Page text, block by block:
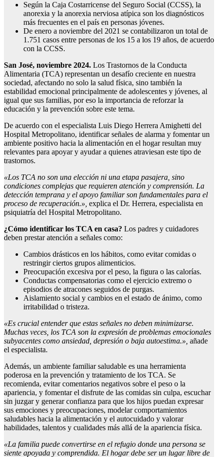
Según la Caja Costarricense del Seguro Social (CCSS), la
anorexia y la anorexia nerviosa atípica son los diagnósticos
más frecuentes en el país en personas jóvenes.
De enero a noviembre del 2021 se contabilizaron un total de
1.751 casos entre personas de los 15 a los 19 años, de acuerdo
con la CCSS.
San José, noviembre 2024. Los Trastornos de la Conducta
Alimentaria (TCA) representan un desafío creciente en nuestra
sociedad, afectando no solo la salud física, sino también la
estabilidad emocional principalmente de adolescentes y jóvenes, al
igual que sus familias, por eso la importancia de reforzar la
educación y la prevención sobre este tema.
De acuerdo con el especialista Luis Diego Herrera Amighetti del
Hospital Metropolitano, identificar señales de alarma y fomentar un
ambiente positivo hacia la alimentación en el hogar resultan muy
relevantes para apoyar y ayudar a quienes atraviesan este tipo de
trastornos.
«Los TCA no son una elección ni una etapa pasajera, sino
condiciones complejas que requieren atención y comprensión. La
detección temprana y el apoyo familiar son fundamentales para el
proceso de recuperación.», explica el Dr. Herrera, especialista en
psiquiatría del Hospital Metropolitano.
¿Cómo identificar los TCA en casa? Los padres y cuidadores
deben prestar atención a señales como:
Cambios drásticos en los hábitos, como evitar comidas o
restringir ciertos grupos alimenticios.
Preocupación excesiva por el peso, la figura o las calorías.
Conductas compensatorias como el ejercicio extremo o
episodios de atracones seguidos de purgas.
Aislamiento social y cambios en el estado de ánimo, como
irritabilidad o tristeza.
«Es crucial entender que estas señales no deben minimizarse.
Muchas veces, los TCA son la expresión de problemas emocionales
subyacentes como ansiedad, depresión o baja autoestima.», añade
el especialista.
Además, un ambiente familiar saludable es una herramienta
poderosa en la prevención y tratamiento de los TCA. Se
recomienda, evitar comentarios negativos sobre el peso o la
apariencia, y fomentar el disfrute de las comidas sin culpa, escuchar
sin juzgar y generar confianza para que los hijos puedan expresar
sus emociones y preocupaciones, modelar comportamientos
saludables hacia la alimentación y el autocuidado y valorar
habilidades, talentos y cualidades más allá de la apariencia física.
«La familia puede convertirse en el refugio donde una persona se
siente apoyada y comprendida. El hogar debe ser un lugar libre de